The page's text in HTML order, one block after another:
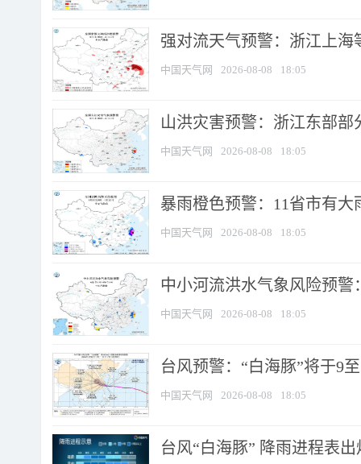
强对流天气预警：浙江上海
中国天气网 2026-08-08 18:05
山洪灾害预警：浙江东部
中国天气网 2026-08-08 18:05
暴雨橙色预警：11省市有
中国天气网 2026-08-08 18:05
中小河流洪水气象风险预
中国天气网 2026-08-08 18:05
台风预警：“白海豚”将于9
中国天气网 2026-08-08 18:05
台风“白海豚” 降雨进程表